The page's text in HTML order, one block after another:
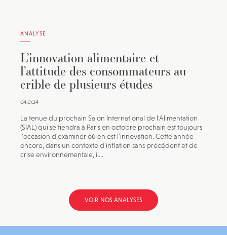
ANALYSE
L’innovation alimentaire et
l’attitude des consommateurs au
crible de plusieurs études
04.07.24
La tenue du prochain Salon International de l'Alimentation
(SIAL) qui se tiendra à Paris en octobre prochain est toujours
l'occasion d'examiner où en est l'innovation. Cette année
encore, dans un contexte d’inflation sans précédent et de
crise environnementale, il...
VOIR NOS ANALYSES